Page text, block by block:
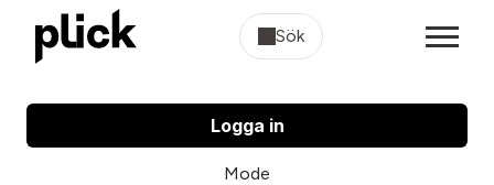
Sök
Logga in
Mode